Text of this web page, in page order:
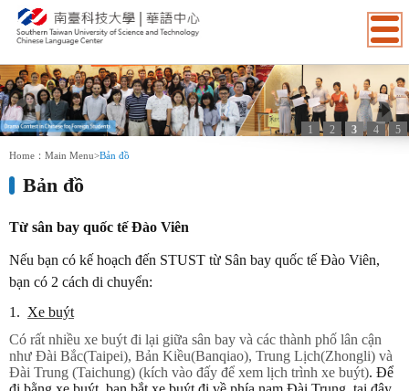
1 2 3 4
5
:::
Home： Main Menu>Bản đồ
Bản đồ
Từ sân bay quốc tế Đào Viên
Nếu bạn có kế hoạch đến STUST từ Sân bay quốc tế Đào Viên,
bạn có 2 cách di chuyển:
1. Xe buýt
Có rất nhiều xe buýt đi lại giữa sân bay và các thành phố lân cận
như Đài Bắc(Taipei), Bản Kiều(Banqiao), Trung Lịch(Zhongli) và
Đài Trung (Taichung) (kích vào đấy để xem lịch trình xe buýt). Để